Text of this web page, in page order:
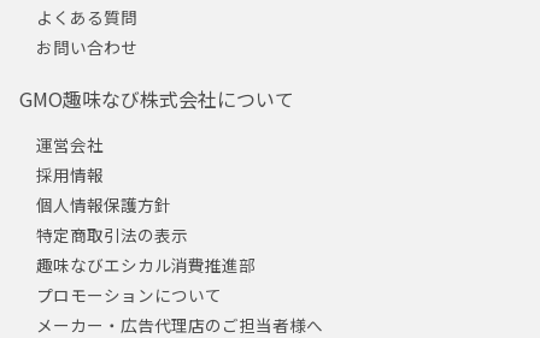
よくある質問
お問い合わせ
GMO趣味なび株式会社について
運営会社
採用情報
個人情報保護方針
特定商取引法の表示
趣味なびエシカル消費推進部
プロモーションについて
メーカー・広告代理店のご担当者様へ